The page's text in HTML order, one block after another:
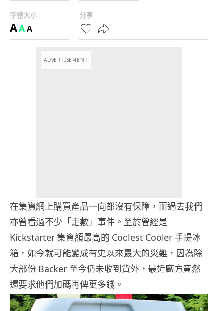
字體大小
AAA
分享
ADVERTISEMENT
在集資網上購買產品一向都沒有保障，而過去我們
亦曾看過不少「走數」事件。至於曾經是
Kickstarter 集資額最高的 Coolest Cooler 手提冰
箱，如今就可能變成有史以來最大的災難，因為除
大部份 Backer 至今仍未收到貨外，最近廠方竟然
還要求他們加碼再俾更多錢。